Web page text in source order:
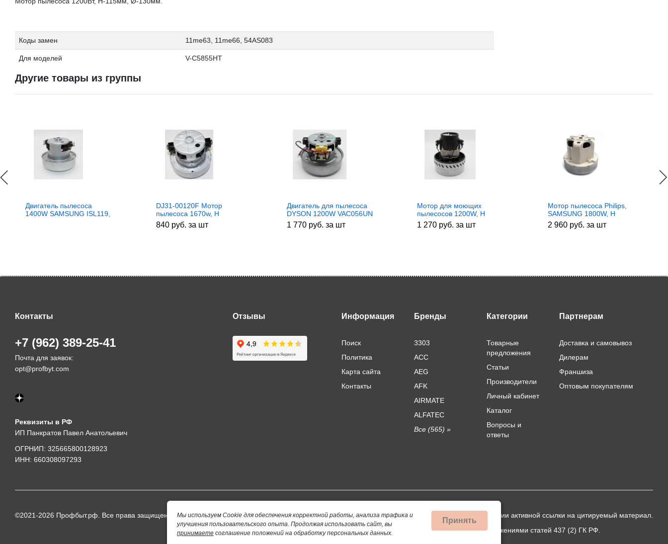
Коды замен 11me63, 11me66, 54AS083
Для моделей V-C5855HT
Другие товары из группы
Двигатель пылесоса
1400W SAMSUNG ISL119,
DJ31-00120F Мотор
пылесоса 1670w, H
840 руб. за шт
Двигатель для пылесоса
DYSON 1200W VAC056UN
1 770 руб. за шт
Мотор для моющих
пылесосов 1200W, H
1 270 руб. за шт
Мотор пылесоса Philips,
SAMSUNG 1800W, H
2 960 руб. за шт
Контакты
+7 (962) 389-25-41
Почта для заявок:
opt@profbyt.com
Реквизиты в РФ
ИП Панкратов Павел Анатольевич
ОГРНИП: 325665800128923
ИНН: 660308097293
Отзывы Информация
Поиск
Политика
Карта сайта
Контакты
Бренды
3303
ACC
AEG
AFK
AIRMATE
ALFATEC
Все (565) »
Категории
Товарные
предложения
Статьи
Производители
Личный кабинет
Каталог
Вопросы и
ответы
Партнерам
Доставка и самовывоз
Дилерам
Франшиза
Оптовым покупателям
©2021-2026 Профбыт.рф. Все права защищены.
Использование материалов сайта допускается только при публикации активной ссылки на цитируемый материал.
Данный сайт не является публичной офертой, определяемой положениями статей 437 (2) ГК РФ.
Мы используем Cookie для обеспечения корректной работы, анализа трафика и
улучшения пользовательского опыта. Продолжая использовать сайт, вы
принимаете соглашение положений на обработку персональных данных.
Принять